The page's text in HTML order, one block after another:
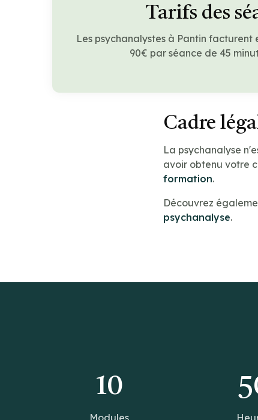
Tarifs des
Les psychanalystes à Pantin facturent
90€ par séance de 45
Cadre
La psychanalyse
avoir obtenu votre
formation.
Découvrez
psychanalyse.
10